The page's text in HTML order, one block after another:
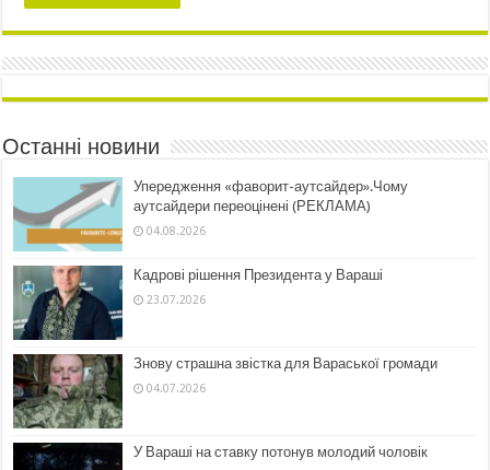
Останні новини
Упередження «фаворит-аутсайдер».Чому
аутсайдери переоцінені (РЕКЛАМА)
04.08.2026
Кадрові рішення Президента у Вараші
23.07.2026
Знову страшна звістка для Вараської громади
04.07.2026
У Вараші на ставку потонув молодий чоловік